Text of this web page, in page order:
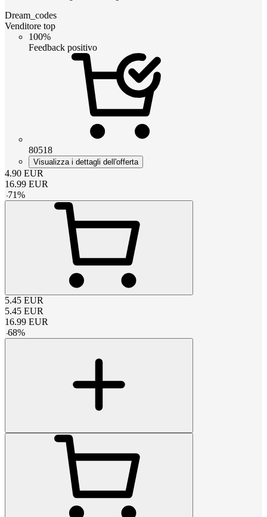
Dream_codes
Venditore top
100%
Feedback positivo
80518
Visualizza i dettagli dell'offerta
4.90 EUR
16.99 EUR
-71%
5.45 EUR
5.45 EUR
16.99 EUR
-68%